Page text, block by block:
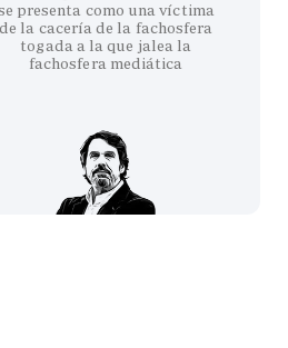
presenta como una víctima
de la cacería de la fachosfera
togada a la que jalea la
fachosfera mediática